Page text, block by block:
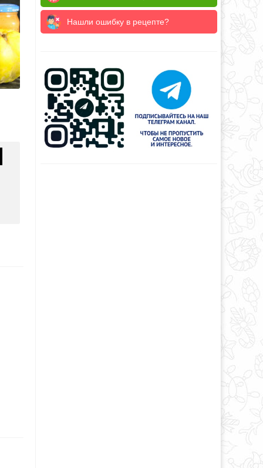
Нашли ошибку в рецепте?